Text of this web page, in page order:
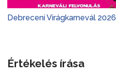
Debreceni Virágkarnevál 2026
Értékelés írása